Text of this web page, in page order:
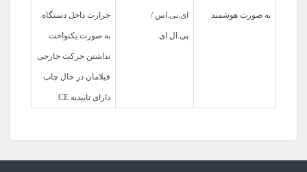
به صورت هوشمند ای.بی.اس /
پی.ال.ای
حرارت داخل دستگاه
به صورت یکنواخت
نداشتن حرکت خارجی
فیلامان در حال چاپ
دارای تاییدیه CE